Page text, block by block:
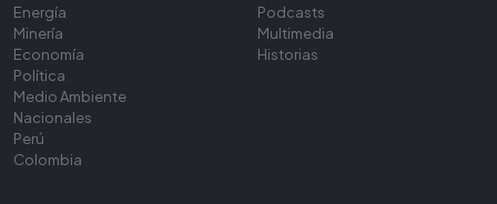
Energía
Minería
Economía
Política
Medio Ambiente
Nacionales
Perú
Colombia
Podcasts
Multimedia
Historias